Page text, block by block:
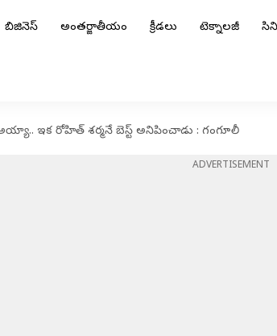
బిజినెస్ అంతర్జాతీయం క్రీడలు టెక్నాలజీ
ఇక రోహిత్ శర్మనే బెస్ట్ అనిపించాడు : గంగూలీ
ADVERTISEMENT